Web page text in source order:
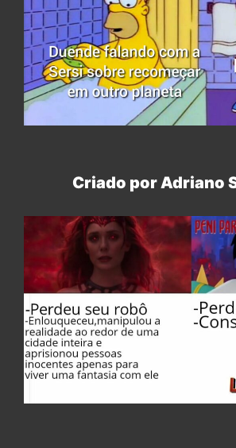
Criado por Adriano